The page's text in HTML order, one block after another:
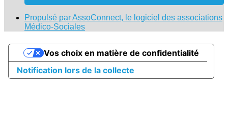
Propulsé par AssoConnect, le logiciel des associations
Médico-Sociales
Notification lors de la collecte
Vos choix en matière de confidentialité